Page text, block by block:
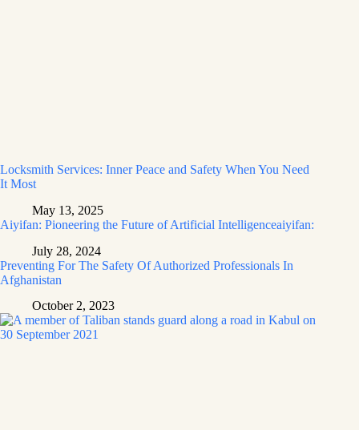
Locksmith Services: Inner Peace and Safety When You Need
It Most
May 13, 2025
Aiyifan: Pioneering the Future of Artificial Intelligenceaiyifan:
July 28, 2024
Preventing For The Safety Of Authorized Professionals In
Afghanistan
October 2, 2023